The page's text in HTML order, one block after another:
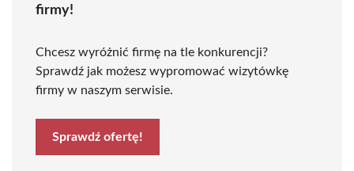
firmy!
Chcesz wyróżnić firmę na tle konkurencji?
Sprawdź jak możesz wypromować wizytówkę
firmy w naszym serwisie.
Sprawdź ofertę!